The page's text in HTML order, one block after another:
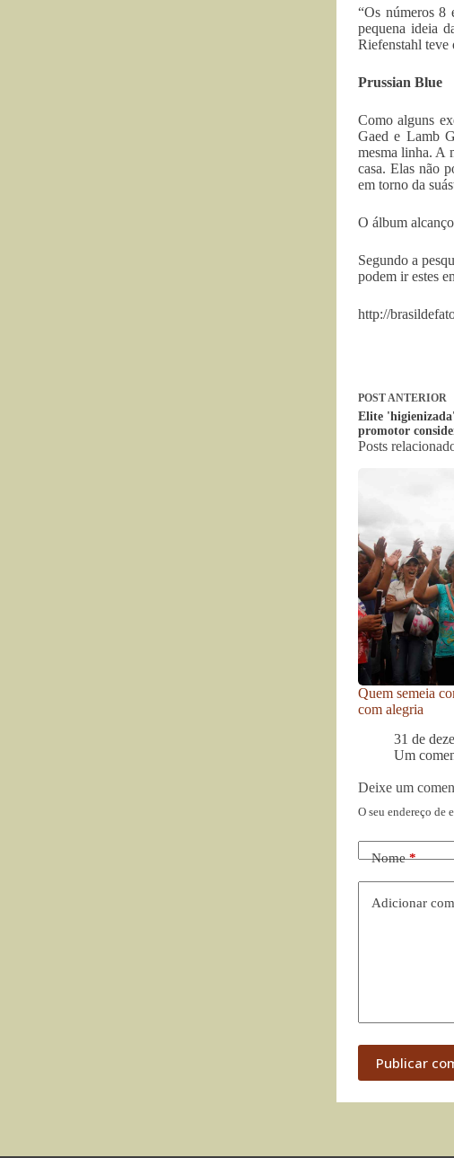
“Os números
pequena ideia
Riefenstahl teve
Prussian Blue
Como alguns
Gaed e Lamb
mesma linha. A
casa. Elas não
em torno da
O álbum
Segundo a
podem ir estes
http://
POSTANTERIOR
Elite
promotor
Posts
Quem semeia
com alegria
31 de
Um
Deixe um
O seu endereço de
Nome*
Adicionar
Publicar